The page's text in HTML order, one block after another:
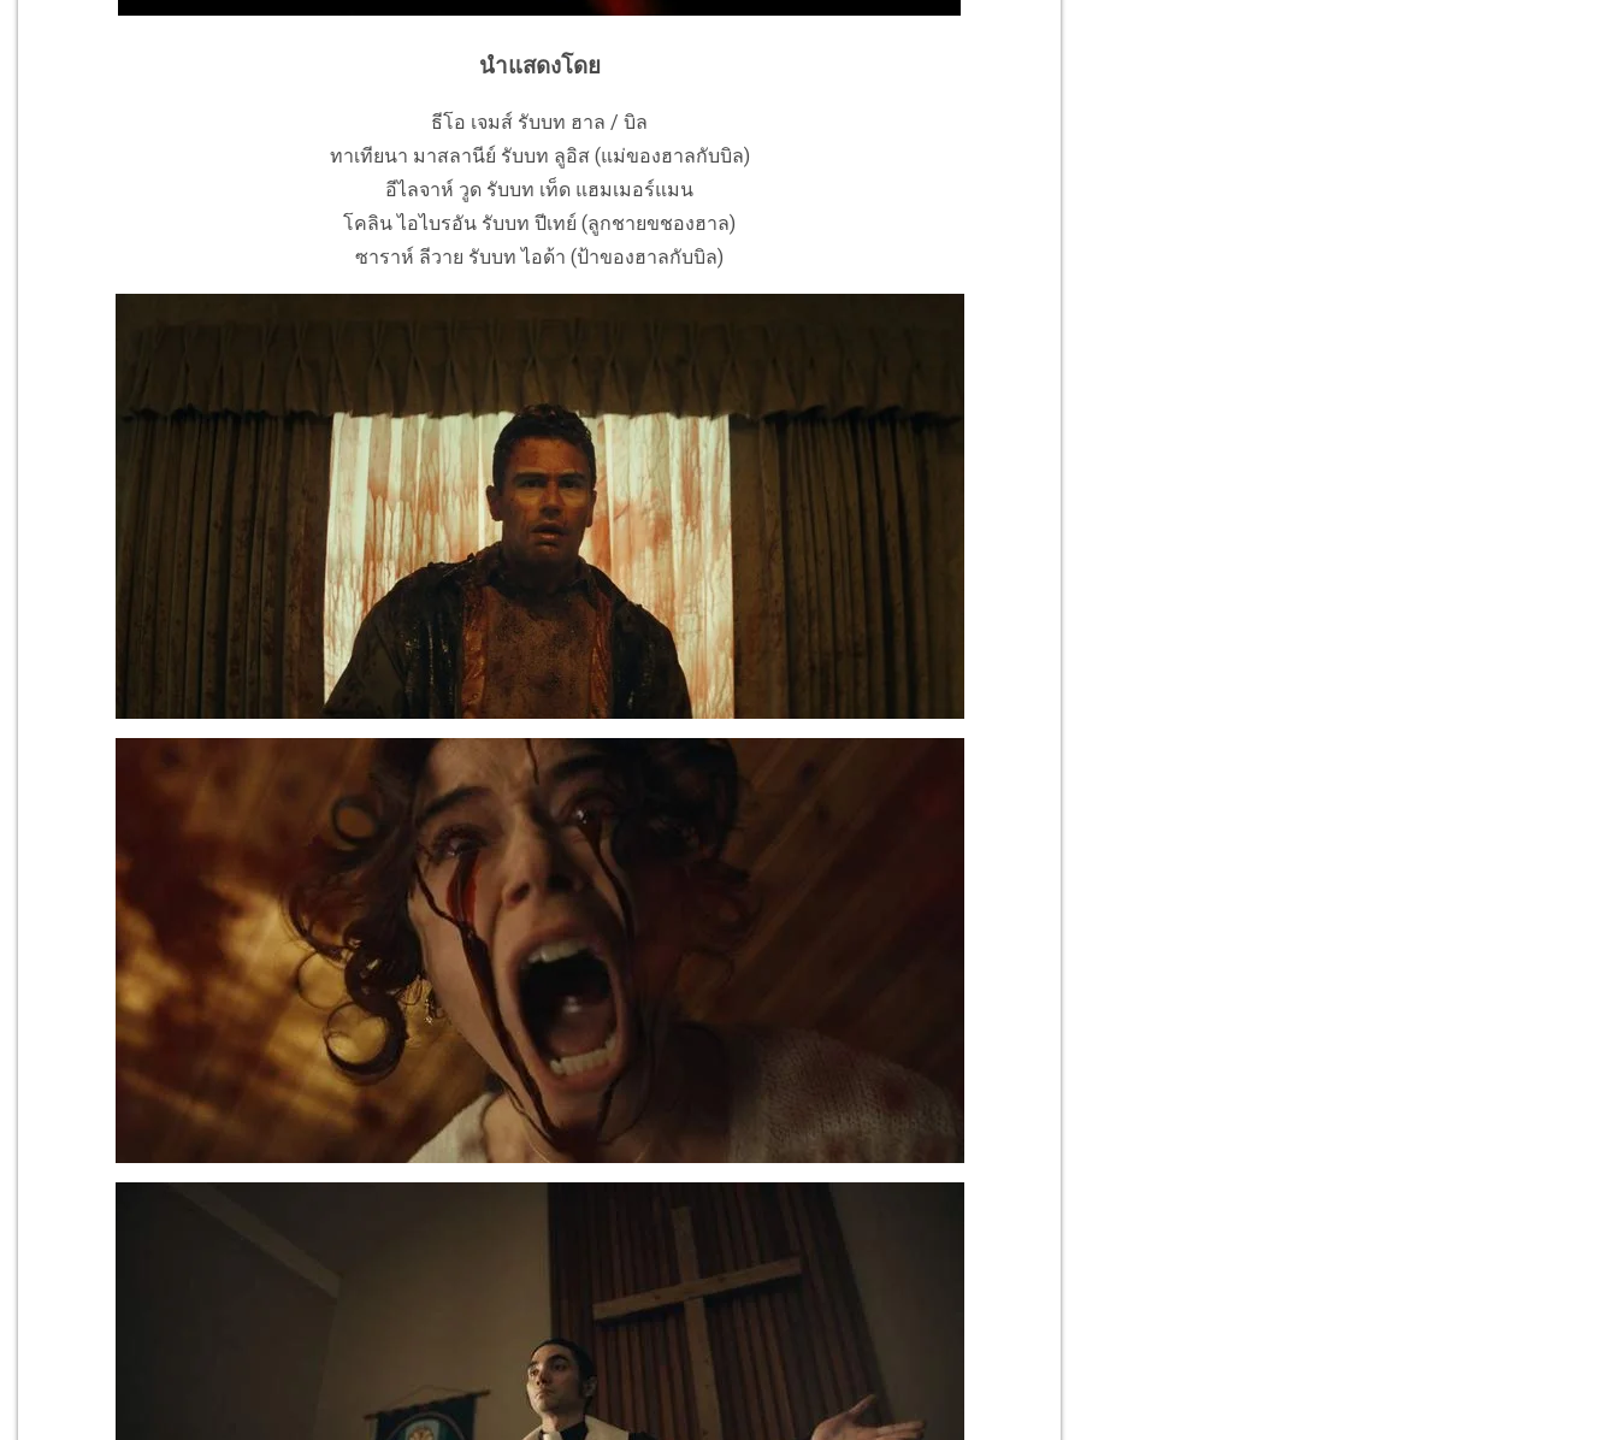
นำแสดงโดย
ธีโอ เจมส์ รับบท ฮาล / บิล
ทาเทียนา มาสลานีย์ รับบท ลูอิส (แม่ของฮาลกับบิล)
อีไลจาห์ วูด รับบท เท็ด แฮมเมอร์แมน
โคลิน ไอไบรอัน รับบท ปีเทย์ (ลูกชายขชองฮาล)
ซาราห์ ลีวาย รับบท ไอด้า (ป้าของฮาลกับบิล)